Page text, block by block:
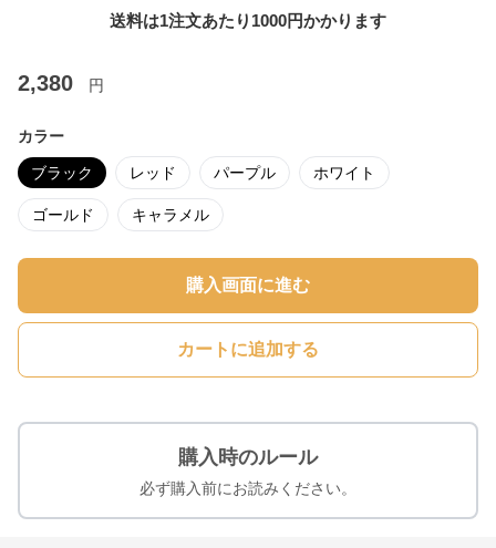
送料は1注文あたり 1000円かかります
2,380 円
カラー
ブラック レッド パープル ホワイト
ゴールド キャラメル
購入画面に進む
カートに追加する
購入時のルール
必ず購入前にお読みください。